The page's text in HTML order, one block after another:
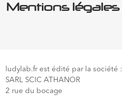
Mentions légales
ludylab.fr est édité par la société :
SARL SCIC ATHANOR
2 rue du bocage